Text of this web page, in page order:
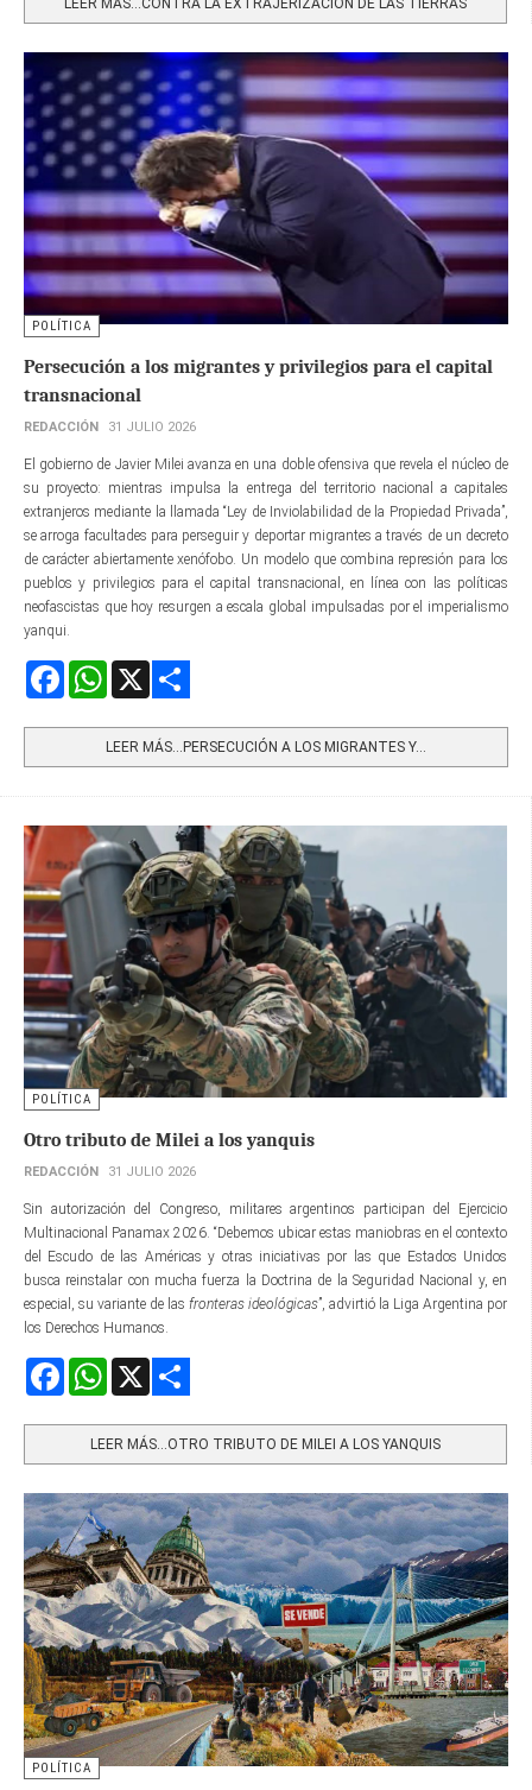
POLÍTICA
Persecución a los migrantes y privilegios para el capital
transnacional
REDACCIÓN 31 JULIO 2026
El gobierno de Javier Milei avanza en una doble ofensiva que revela el núcleo de
su proyecto: mientras impulsa la entrega del territorio nacional a capitales
extranjeros mediante la llamada “Ley de Inviolabilidad de la Propiedad Privada”,
se arroga facultades para perseguir y deportar migrantes a través de un decreto
de carácter abiertamente xenófobo. Un modelo que combina represión para los
pueblos y privilegios para el capital transnacional, en línea con las políticas
neofascistas que hoy resurgen a escala global impulsadas por el imperialismo
yanqui.
FacebookWhatsApp
LEER MÁS…PERSECUCIÓN A LOS MIGRANTES Y...
POLÍTICA
Otro tributo de Milei a los yanquis
REDACCIÓN 31 JULIO 2026
Sin autorización del Congreso, militares argentinos participan del Ejercicio
Multinacional Panamax 2026. “Debemos ubicar estas maniobras en el contexto
del Escudo de las Américas y otras iniciativas por las que Estados Unidos
busca reinstalar con mucha fuerza la Doctrina de la Seguridad Nacional y, en
especial, su variante de las fronteras ideológicas”, advirtió la Liga Argentina por
los Derechos Humanos.
FacebookWhatsApp
LEER MÁS…OTRO TRIBUTO DE MILEI A LOS YANQUIS
POLÍTICA